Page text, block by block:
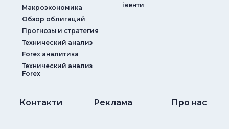
Макроэкономика
Обзор облигаций
Прогнозы и стратегия
Технический анализ
Forex аналитика
Технический анализ
Forex
iвенти
Контакти Реклама Про нас